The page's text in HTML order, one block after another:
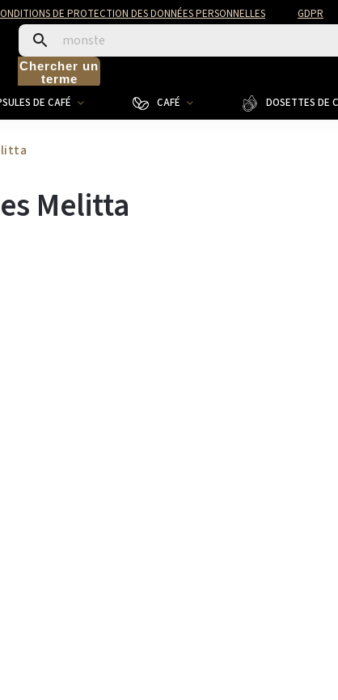
DE PROTECTION DES DONNÉES PERSONNELLES GDPR
Chercher un
terme
DE CAFÉ CAFÉ DOSETTES DE
Melitta